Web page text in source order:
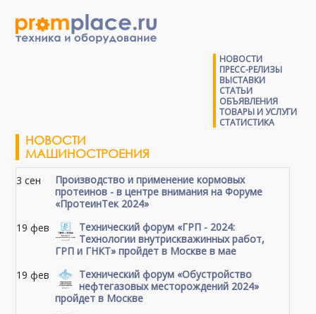
НОВОСТИ
ПРЕСС-РЕЛИЗЫ
ВЫСТАВКИ
СТАТЬИ
ОБЪЯВЛЕНИЯ
ТОВАРЫ И УСЛУГИ
СТАТИСТИКА
НОВОСТИ
МАШИНОСТРОЕНИЯ
3 сен
Производство и применение кормовых
протеинов - в центре внимания на Форуме
«ПротеинТек 2024»
19 фев
Технический форум «ГРП - 2024:
Технологии внутрискважинных работ,
ГРП и ГНКТ» пройдет в Москве в мае
19 фев
Технический форум «Обустройство
нефтегазовых месторождений 2024»
пройдет в Москве